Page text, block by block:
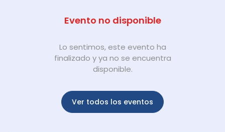
Evento no disponible
Lo sentimos, este evento ha
finalizado y ya no se encuentra
disponible.
Ver todos los eventos